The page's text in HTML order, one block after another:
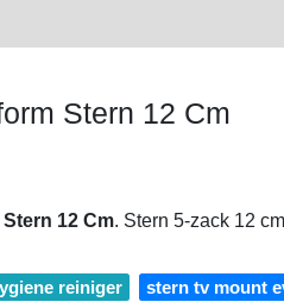
Stern 12 Cm
12 Cm. Stern 5-zack 12
reiniger stern tv mount